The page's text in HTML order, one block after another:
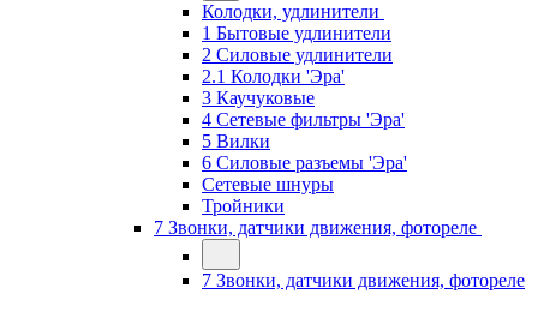
Колодки, удлинители
1 Бытовые удлинители
2 Силовые удлинители
2.1 Колодки 'Эра'
3 Каучуковые
4 Сетевые фильтры 'Эра'
5 Вилки
6 Силовые разъемы 'Эра'
Сетевые шнуры
Тройники
7 Звонки, датчики движения, фотореле
7 Звонки, датчики движения, фотореле